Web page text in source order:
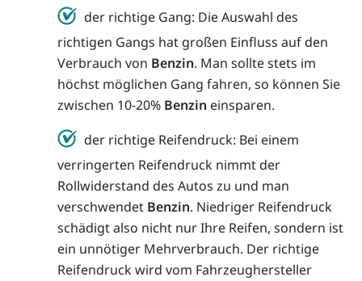
der richtige Gang: Die Auswahl des
richtigen Gangs hat großen Einfluss auf den
Verbrauch von Benzin. Man sollte stets im
höchst möglichen Gang fahren, so können Sie
zwischen 10-20% Benzin einsparen.
der richtige Reifendruck: Bei einem
verringerten Reifendruck nimmt der
Rollwiderstand des Autos zu und man
verschwendet Benzin. Niedriger Reifendruck
schädigt also nicht nur Ihre Reifen, sondern ist
ein unnötiger Mehrverbrauch. Der richtige
Reifendruck wird vom Fahrzeughersteller